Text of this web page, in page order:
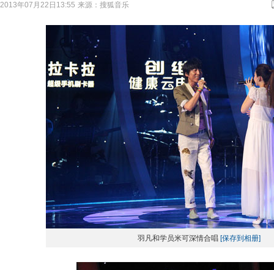
2013年07月22日13:55 来源： 搜狐音乐
羽凡和学员米可深情合唱 [保存到相册]